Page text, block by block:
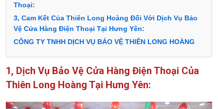
Thoại:
3, Cam Kết Của Thiên Long Hoàng Đối Với Dịch Vụ Bảo
Vệ Cửa Hàng Điện Thoại Tại Hưng Yên:
CÔNG TY TNHH DỊCH VỤ BẢO VỆ THIÊN LONG HOÀNG
1, Dịch Vụ Bảo Vệ Cửa Hàng Điện Thoại Của
Thiên Long Hoàng Tại Hưng Yên: